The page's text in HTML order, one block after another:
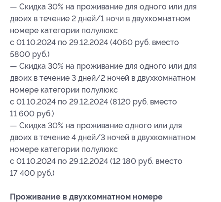
— Скидка 30% на проживание для одного или для
двоих в течение 2 дней/1 ночи в двухкомнатном
номере категории полулюкс
с 01.10.2024 по 29.12.2024 (4060 руб. вместо
5800 руб.)
— Скидка 30% на проживание для одного или для
двоих в течение 3 дней/2 ночей в двухкомнатном
номере категории полулюкс
с 01.10.2024 по 29.12.2024 (8120 руб. вместо
11 600 руб.)
— Скидка 30% на проживание одного или для
двоих в течение 4 дней/3 ночей в двухкомнатном
номере категории полулюкс
с 01.10.2024 по 29.12.2024 (12 180 руб. вместо
17 400 руб.)
Проживание в двухкомнатном номере